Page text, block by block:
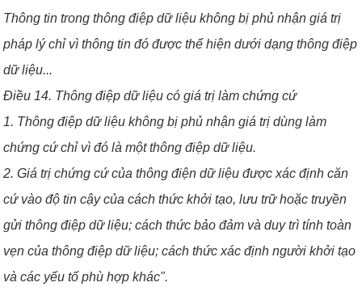
Thông tin trong thông điệp dữ liệu không bị phủ nhận giá trị
pháp lý chỉ vì thông tin đó được thể hiện dưới dạng thông điệp
dữ liệu...
Điều 14. Thông điệp dữ liệu có giá trị làm chứng cứ
1. Thông điệp dữ liệu không bị phủ nhận giá trị dùng làm
chứng cứ chỉ vì đó là một thông điệp dữ liệu.
2. Giá trị chứng cứ của thông điện dữ liệu được xác định căn
cứ vào độ tin cậy của cách thức khởi tạo, lưu trữ hoặc truyền
gửi thông điệp dữ liệu; cách thức bảo đảm và duy trì tính toàn
vẹn của thông điệp dữ liệu; cách thức xác định người khởi tạo
và các yếu tố phù hợp khác".